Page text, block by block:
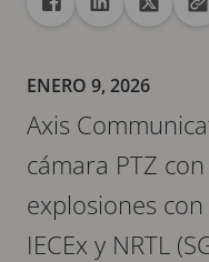
Recurso compartido
Compartir enCompartir en
ENERO 9, 2026
Axis
cámara PTZ
explosiones con
IECEx y NRTL